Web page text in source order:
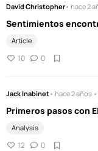
David Christopher• hace 2
Sentimientos
Article
10 0
Jack Inabinet• hace 2 años
Primeros pasos con
Analysis
12 0